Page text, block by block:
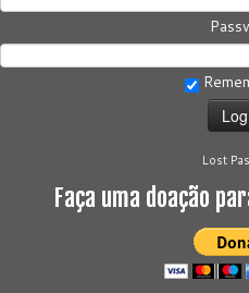
Lost
Faça uma doação